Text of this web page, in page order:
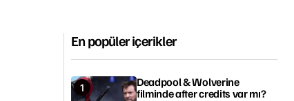
En popüler içerikler
Deadpool & Wolverine
filminde after credits var mı?